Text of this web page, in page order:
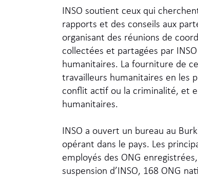
INSO soutient ceux qui
rapports et des conseils aux
organisant des réunions de
collectées et partagées par
humanitaires. La fourniture de
travailleurs humanitaires en les
conflit actif ou la criminalité, et
humanitaires.
INSO a ouvert un bureau au
opérant dans le pays. Les
employés des ONG
suspension d’INSO, 168 ONG